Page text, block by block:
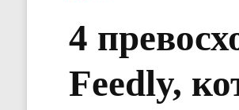
4
Feedly,